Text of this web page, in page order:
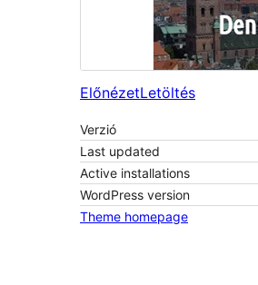
ElőnézetLetöltés
Verzió
Last updated
Active installations
WordPress version
Theme homepage